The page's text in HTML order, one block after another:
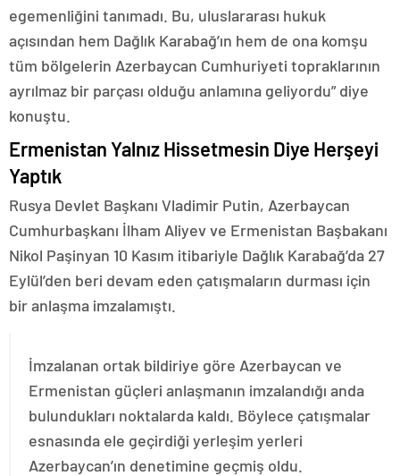
egemenliğini tanımadı. Bu, uluslararası hukuk
açısından hem Dağlık Karabağ’ın hem de ona komşu
tüm bölgelerin Azerbaycan Cumhuriyeti topraklarının
ayrılmaz bir parçası olduğu anlamına geliyordu” diye
konuştu.
Ermenistan Yalnız Hissetmesin Diye Herşeyi
Yaptık
Rusya Devlet Başkanı Vladimir Putin, Azerbaycan
Cumhurbaşkanı İlham Aliyev ve Ermenistan Başbakanı
Nikol Paşinyan 10 Kasım itibariyle Dağlık Karabağ’da 27
Eylül’den beri devam eden çatışmaların durması için
bir anlaşma imzalamıştı.
İmzalanan ortak bildiriye göre Azerbaycan ve
Ermenistan güçleri anlaşmanın imzalandığı anda
bulundukları noktalarda kaldı. Böylece çatışmalar
esnasında ele geçirdiği yerleşim yerleri
Azerbaycan’ın denetimine geçmiş oldu.